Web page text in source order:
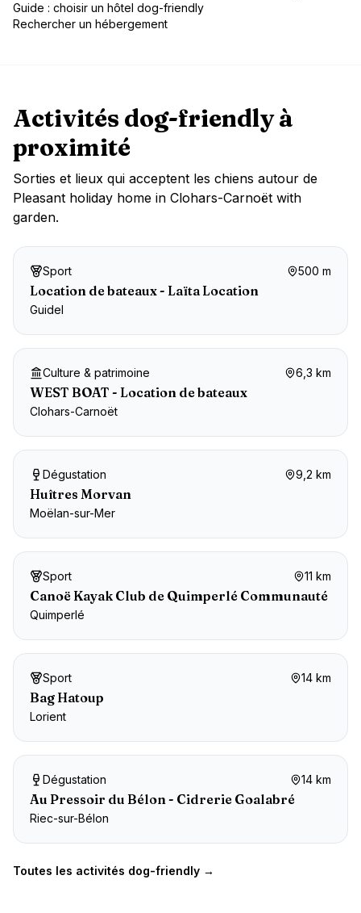
Guide : choisir un hôtel dog-friendly
Rechercher un hébergement
Activités dog-friendly à
proximité
Sorties et lieux qui acceptent les chiens autour de
Pleasant holiday home in Clohars-Carnoët with
garden.
Sport 500 m
Location de bateaux - Laïta Location
Guidel
Culture & patrimoine 6,3 km
WEST BOAT - Location de bateaux
Clohars-Carnoët
Dégustation 9,2 km
Huîtres Morvan
Moëlan-sur-Mer
Sport 11 km
Canoë Kayak Club de Quimperlé Communauté
Quimperlé
Sport 14 km
Bag Hatoup
Lorient
Dégustation 14 km
Au Pressoir du Bélon - Cidrerie Goalabré
Riec-sur-Bélon
Toutes les activités dog-friendly →